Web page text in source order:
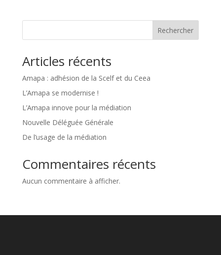
Rechercher
Articles récents
Amapa : adhésion de la Scelf et du Ceea
L’Amapa se modernise !
L’Amapa innove pour la médiation
Nouvelle Déléguée Générale
De l’usage de la médiation
Commentaires récents
Aucun commentaire à afficher.